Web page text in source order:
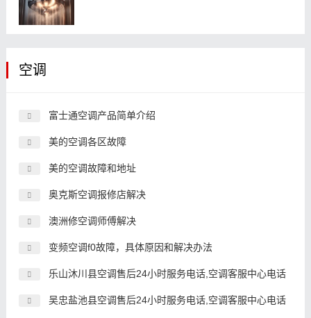
空调
富士通空调产品简单介绍
美的空调各区故障
美的空调故障和地址
奥克斯空调报修店解决
澳洲修空调师傅解决
变频空调f0故障，具体原因和解决办法
乐山沐川县空调售后24小时服务电话,空调客服中心电话
吴忠盐池县空调售后24小时服务电话,空调客服中心电话